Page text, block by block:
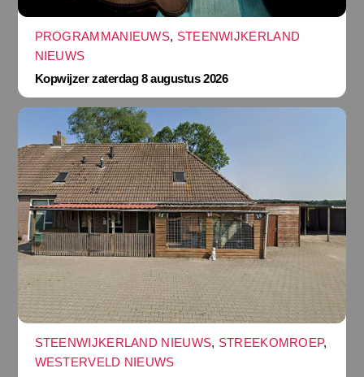
PROGRAMMANIEUWS, STEENWIJKERLAND
NIEUWS
Kopwijzer zaterdag 8 augustus 2026
STEENWIJKERLAND NIEUWS, STREEKOMROEP,
WESTERVELD NIEUWS